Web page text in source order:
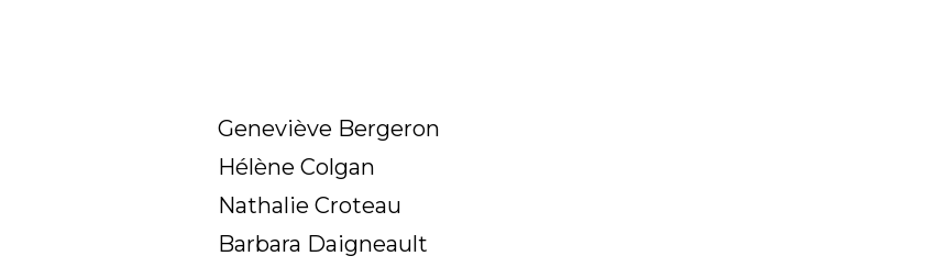
Geneviève Bergeron
Hélène Colgan
Nathalie Croteau
Barbara Daigneault